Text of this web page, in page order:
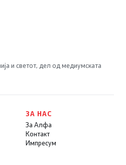
и светот, дел од медиумската
ЗА НАС
За Алфа
Контакт
Импресум